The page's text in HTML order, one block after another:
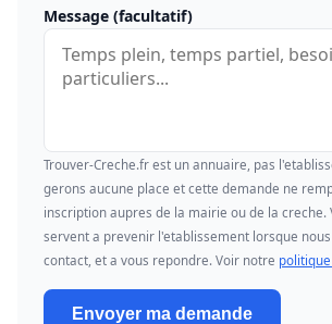
Message (facultatif)
Trouver-Creche.fr est un annuaire, pas
gerons aucune place et cette demande ne
inscription aupres de la mairie ou de la creche.
servent a prevenir l'etablissement lorsque
contact, et a vous repondre. Voir notre
Envoyer ma demande